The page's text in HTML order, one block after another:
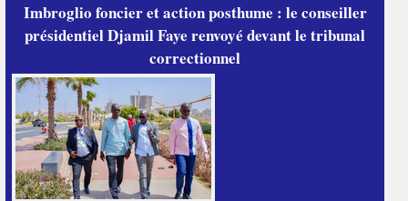
Imbroglio foncier et action posthume : le conseiller
présidentiel Djamil Faye renvoyé devant le tribunal
correctionnel